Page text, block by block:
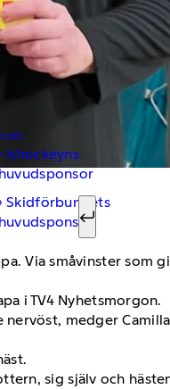
Ishockeyns
Skidförbundets
huvudsponsor
Sök efter:
Via småvinster
i TV4 Nyhetsmorgon.
medger
sig själv och